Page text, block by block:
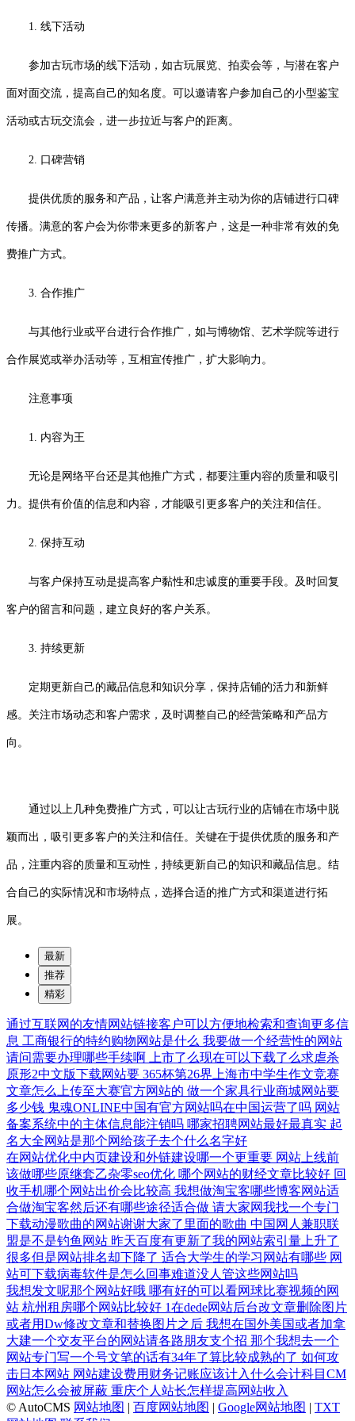
1. 线下活动
参加古玩市场的线下活动，如古玩展览、拍卖会等，与潜在客户
面对面交流，提高自己的知名度。可以邀请客户参加自己的小型鉴宝
活动或古玩交流会，进一步拉近与客户的距离。
2. 口碑营销
提供优质的服务和产品，让客户满意并主动为你的店铺进行口碑
传播。满意的客户会为你带来更多的新客户，这是一种非常有效的免
费推广方式。
3. 合作推广
与其他行业或平台进行合作推广，如与博物馆、艺术学院等进行
合作展览或举办活动等，互相宣传推广，扩大影响力。
注意事项
1. 内容为王
无论是网络平台还是其他推广方式，都要注重内容的质量和吸引
力。提供有价值的信息和内容，才能吸引更多客户的关注和信任。
2. 保持互动
与客户保持互动是提高客户黏性和忠诚度的重要手段。及时回复
客户的留言和问题，建立良好的客户关系。
3. 持续更新
定期更新自己的藏品信息和知识分享，保持店铺的活力和新鲜
感。关注市场动态和客户需求，及时调整自己的经营策略和产品方
向。
通过以上几种免费推广方式，可以让古玩行业的店铺在市场中脱
颖而出，吸引更多客户的关注和信任。关键在于提供优质的服务和产
品，注重内容的质量和互动性，持续更新自己的知识和藏品信息。结
合自己的实际情况和市场特点，选择合适的推广方式和渠道进行拓
展。
最新
推荐
精彩
通过互联网的友情网站链接客户可以方便地检索和查询更多信
息 工商银行的特约购物网站是什么 我要做一个经营性的网站
请问需要办理哪些手续啊
上市了么现在可以下载了么求虐杀
原形2中文版下载网站要 365杯第26界上海市中学生作文竞赛
文章怎么上传至大赛官方网站的 做一个家具行业商城网站要
多少钱 鬼魂ONLINE中国有官方网站吗在中国运营了吗 网站
备案系统中的主体信息能注销吗 哪家招聘网站最好最真实 起
名大全网站是那个网给孩子去个什么名字好
在网站优化中内页建设和外链建设哪一个更重要 网站上线前
该做哪些原继套乙杂零seo优化 哪个网站的财经文章比较好 回
收手机哪个网站出价会比较高 我想做淘宝客哪些博客网站适
合做淘宝客然后还有哪些途径适合做 请大家网我找一个专门
下载动漫歌曲的网站谢谢大家了里面的歌曲 中国网人兼职联
盟是不是钓鱼网站 昨天百度有更新了我的网站索引量上升了
很多但是网站排名却下降了 适合大学生的学习网站有哪些 网
站可下载病毒软件是怎么回事难道没人管这些网站吗
我想发文呢那个网站好哦 哪有好的可以看网球比赛视频的网
站 杭州租房哪个网站比较好 1在dede网站后台改文章删除图片
或者用Dw修改文章和替换图片之后 我想在国外美国或者加拿
大建一个交友平台的网站请各路朋友支个招 那个我想去一个
网站专门写一个号文笔的话有34年了算比较成熟的了 如何攻
击日本网站 网站建设费用财务记账应该计入什么会计科目CM
网站怎么会被屏蔽 重庆个人站长怎样提高网站收入
© AutoCMS 网站地图 | 百度网站地图 | Google网站地图 | TXT